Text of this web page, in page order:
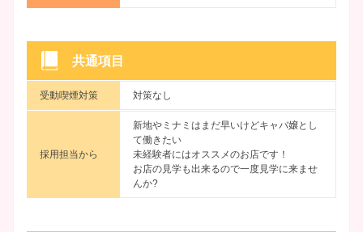
共通項目
受動喫煙対策 対策なし
採用担当から
新地やミナミはまだ早いけどキャバ嬢とし
て働きたい
未経験者にはオススメのお店です！
お店の見学も出来るので一度見学に来ませ
んか?